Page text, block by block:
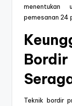
menentukan
pemesanan 24
Teknik bordir